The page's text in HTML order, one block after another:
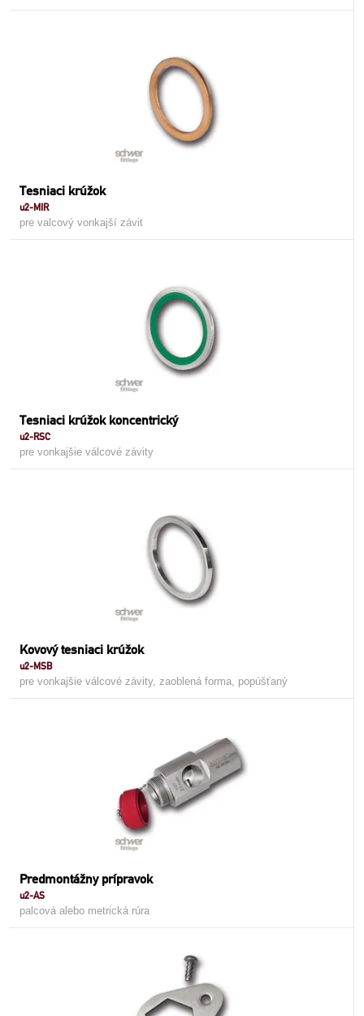
Tesniaci krúžok
u2-MIR
pre valcový vonkajší závit
Tesniaci krúžok koncentrický
u2-RSC
pre vonkajšie válcové závity
Kovový tesniaci krúžok
u2-MSB
pre vonkajšie válcové závity, zaoblená forma, popúšťaný
Predmontážny prípravok
u2-AS
palcová alebo metrická rúra